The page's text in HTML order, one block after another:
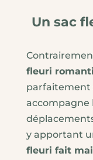
Un sac
fleuri
parfaitement
accompagne
y apportant
fleuri fait